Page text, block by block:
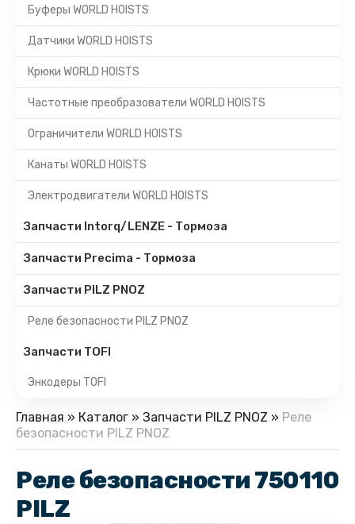
Буферы WORLD HOISTS
Датчики WORLD HOISTS
Крюки WORLD HOISTS
Частотные преобразователи WORLD HOISTS
Ограничители WORLD HOISTS
Канаты WORLD HOISTS
Электродвигатели WORLD HOISTS
Запчасти Intorq/LENZE - Тормоза
Запчасти Precima - Тормоза
Запчасти PILZ PNOZ
Реле безопасности PILZ PNOZ
Запчасти TOFI
Энкодеры TOFI
Главная » Каталог » Запчасти PILZ PNOZ » Реле
безопасности PILZ PNOZ
Реле безопасности 750110
PILZ